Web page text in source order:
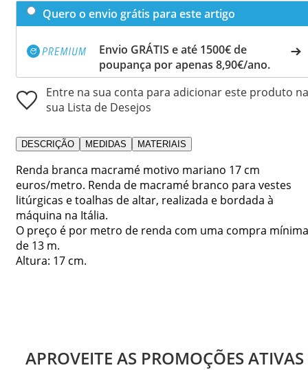
Quero o envio grátis para este artigo
Envio GRÁTIS e até 1500€ de
poupança por apenas 8,90€/ano.
Entre na sua conta para adicionar este produto na
sua Lista de Desejos
DESCRIÇÃO MEDIDAS MATERIAIS
Renda branca macramé motivo mariano 17 cm
euros/metro. Renda de macramé branco para vestes
litúrgicas e toalhas de altar, realizada e bordada à
máquina na Itália.
O preço é por metro de renda com uma compra mínima
de 13 m.
Altura: 17 cm.
APROVEITE AS PROMOÇÕES ATIVAS